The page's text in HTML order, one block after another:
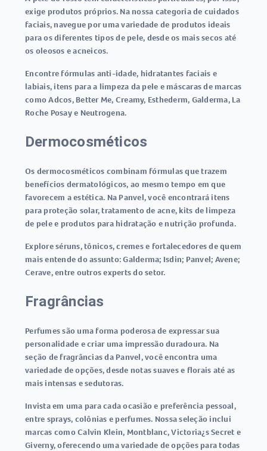
exige produtos próprios. Na nossa categoria de cuidados
faciais, navegue por uma variedade de produtos ideais
para os diferentes tipos de pele, desde os mais secos até
os oleosos e acneicos.
Encontre fórmulas anti-idade, hidratantes faciais e
labiais, itens para a limpeza da pele e máscaras de marcas
como Adcos, Better Me, Creamy, Esthederm, Galderma, La
Roche Posay e Neutrogena.
Dermocosméticos
Os dermocosméticos combinam fórmulas que trazem
benefícios dermatológicos, ao mesmo tempo em que
favorecem a estética. Na Panvel, você encontrará itens
para proteção solar, tratamento de acne, kits de limpeza
de pele e produtos para hidratação e nutrição profunda.
Explore séruns, tônicos, cremes e fortalecedores de quem
mais entende do assunto: Galderma; Isdin; Panvel; Avene;
Cerave, entre outros experts do setor.
Fragrâncias
Perfumes são uma forma poderosa de expressar sua
personalidade e criar uma impressão duradoura. Na
seção de fragrâncias da Panvel, você encontra uma
variedade de opções, desde notas suaves e florais até as
mais intensas e sedutoras.
Invista em uma para cada ocasião e preferência pessoal,
entre sprays, colônias e perfumes. Nossa seleção inclui
marcas como Calvin Klein, Montblanc, Victoria¿s Secret e
Giverny, oferecendo uma variedade de opções para todas